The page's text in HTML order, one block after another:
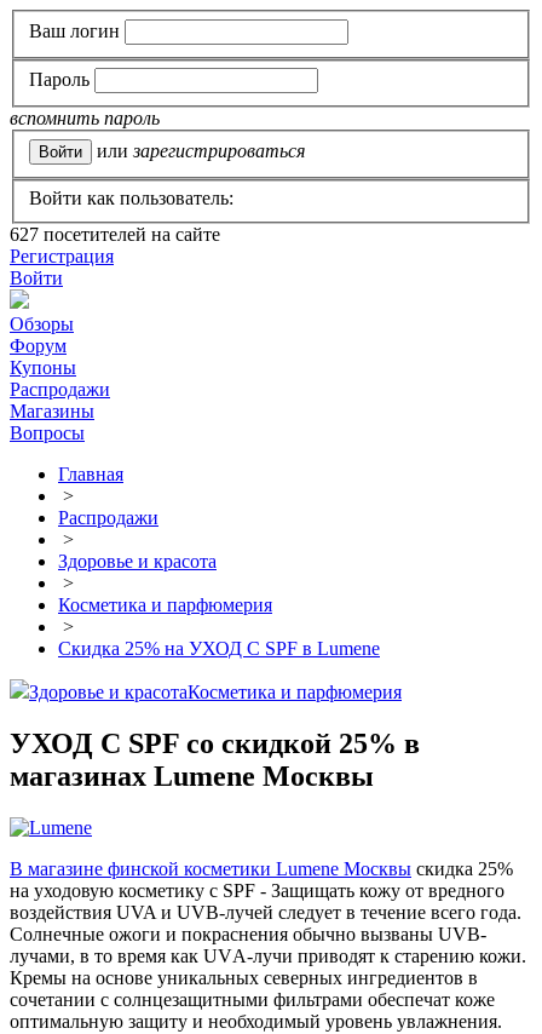
Ваш логин
Пароль
вспомнить пароль
или зарегистрироваться
Войти как пользователь:
627 посетителей на сайте
Регистрация
Войти
Обзоры
Форум
Купоны
Распродажи
Магазины
Вопросы
Главная
>
Распродажи
>
Здоровье и красота
>
Косметика и парфюмерия
>
Скидка 25% на УХОД С SPF в Lumene
Здоровье и красотаКосметика и парфюмерия
УХОД С SPF со скидкой 25% в
магазинах Lumene Москвы
В магазине финской косметики Lumene Москвы скидка 25%
на уходовую косметику с SPF - Защищать кожу от вредного
воздействия UVA и UVB-лучей следует в течение всего года.
Солнечные ожоги и покраснения обычно вызваны UVВ-
лучами, в то время как UVА-лучи приводят к старению кожи.
Кремы на основе уникальных северных ингредиентов в
сочетании с солнцезащитными фильтрами обеспечат коже
оптимальную защиту и необходимый уровень увлажнения.